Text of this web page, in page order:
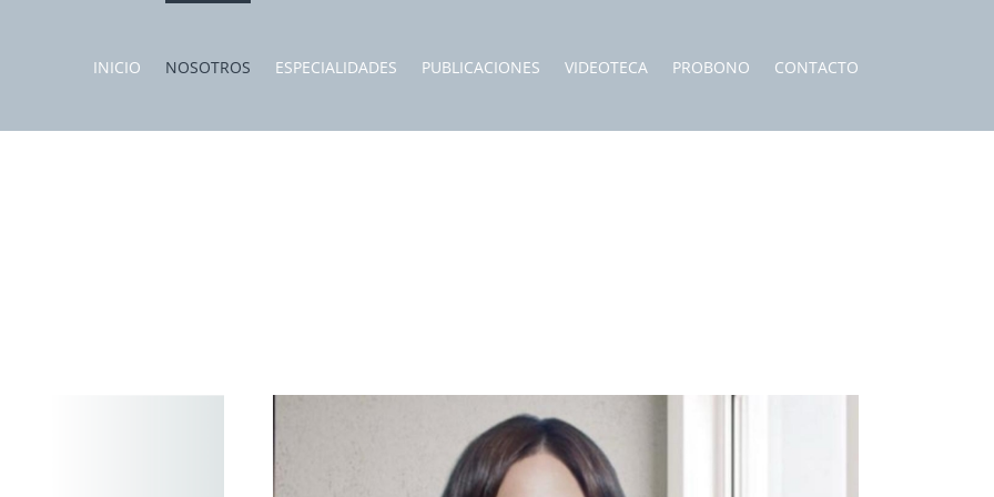
INICIO NOSOTROS ESPECIALIDADES PUBLICACIONES VIDEOTECA PROBONO CONTACTO